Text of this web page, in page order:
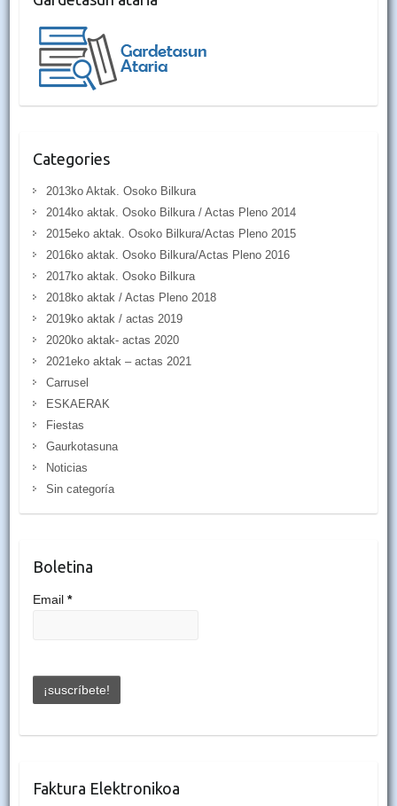
Categories
2013ko Aktak. Osoko Bilkura
2014ko aktak. Osoko Bilkura / Actas Pleno 2014
2015eko aktak. Osoko Bilkura/Actas Pleno 2015
2016ko aktak. Osoko Bilkura/Actas Pleno 2016
2017ko aktak. Osoko Bilkura
2018ko aktak / Actas Pleno 2018
2019ko aktak / actas 2019
2020ko aktak- actas 2020
2021eko aktak – actas 2021
Carrusel
ESKAERAK
Fiestas
Gaurkotasuna
Noticias
Sin categoría
Boletina
Email *
Faktura Elektronikoa